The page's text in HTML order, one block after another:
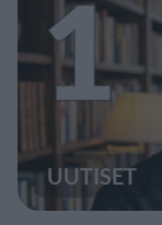
1
UUTISET